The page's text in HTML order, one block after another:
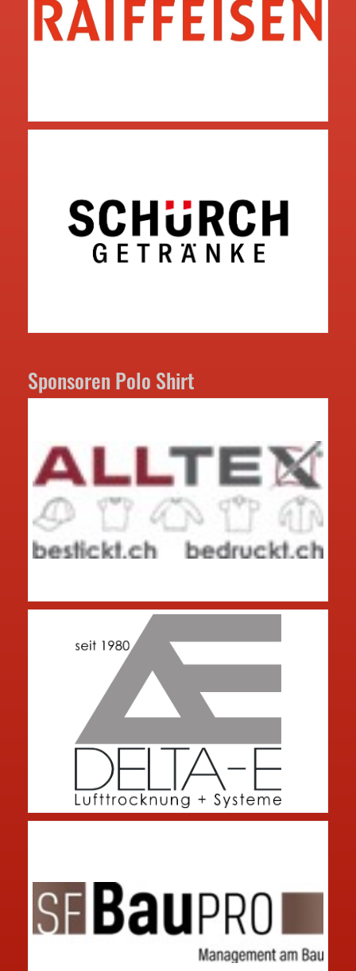
Sponsoren Polo Shirt